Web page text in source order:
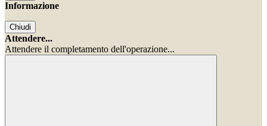
Informazione
Chiudi
Attendere...
Attendere il completamento dell'operazione...